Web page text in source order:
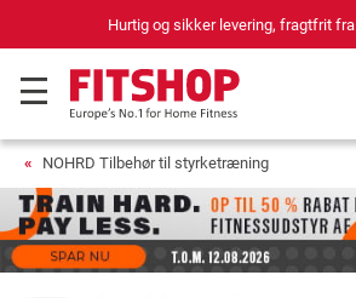
Hurtig og sikker levering, fragtfrit fra
NOHRD Tilbehør til styrketræning